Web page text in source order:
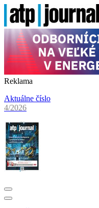
Reklama
Aktuálne číslo
4/2026